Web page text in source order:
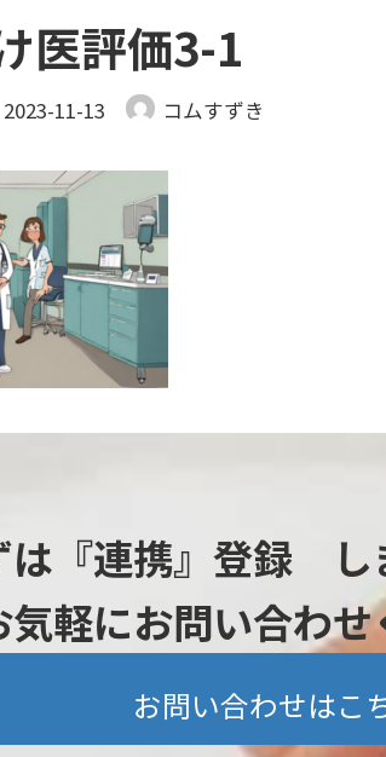
医評価3-1
最
新
日
時
:
2023-11-13 コムすずき
は『連携』登録 し
気軽にお問い合わ
お問い合わせはこ